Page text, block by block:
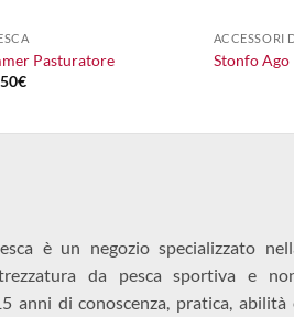
Pasturatore
€
ACCESSORI
Stonfo Ago
è un negozio specializzato
da pesca sportiva e
anni di conoscenza, pratica, abilità